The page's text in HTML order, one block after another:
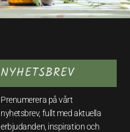
NYHETSBREV
Prenumerera på vårt
nyhetsbrev, fullt med aktuella
erbjudanden, inspiration och